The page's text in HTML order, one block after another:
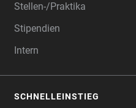
Stellen-/Praktika
Stipendien
Intern
SCHNELLEINSTIEG